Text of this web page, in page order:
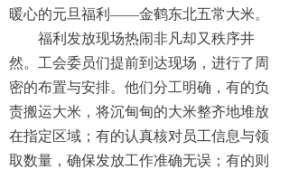
暖心的元旦福利——金鹤东北五常大米。
福利发放现场热闹非凡却又秩序井
然。工会委员们提前到达现场，进行了周
密的布置与安排。他们分工明确，有的负
责搬运大米，将沉甸甸的大米整齐地堆放
在指定区域；有的认真核对员工信息与领
取数量，确保发放工作准确无误；有的则